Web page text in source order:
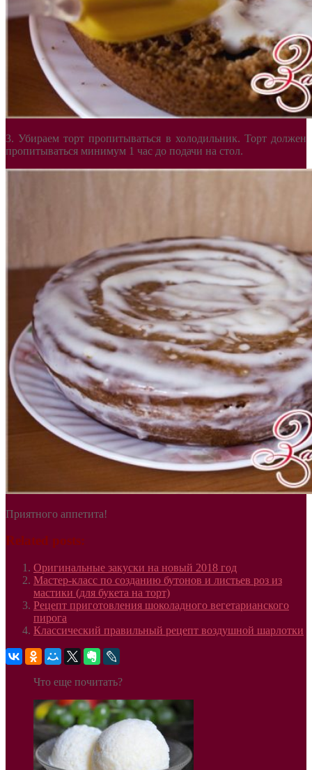
3. Убираем торт пропитываться в холодильник. Торт должен
пропитываться минимум 1 час до подачи на стол.
Приятного аппетита!
Related posts:
Оригинальные закуски на новый 2018 год
Мастер-класс по созданию бутонов и листьев роз из
мастики (для букета на торт)
Рецепт приготовления шоколадного вегетарианского
пирога
Классический правильный рецепт воздушной шарлотки
Что еще почитать?